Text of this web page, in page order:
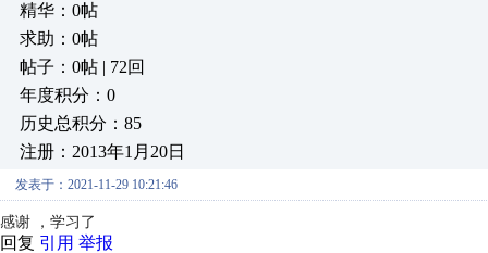
精华：0帖
求助：0帖
帖子：0帖 | 72回
年度积分：0
历史总积分：85
注册：2013年1月20日
发表于：2021-11-29 10:21:46
感谢 ，学习了
回复 引用 举报